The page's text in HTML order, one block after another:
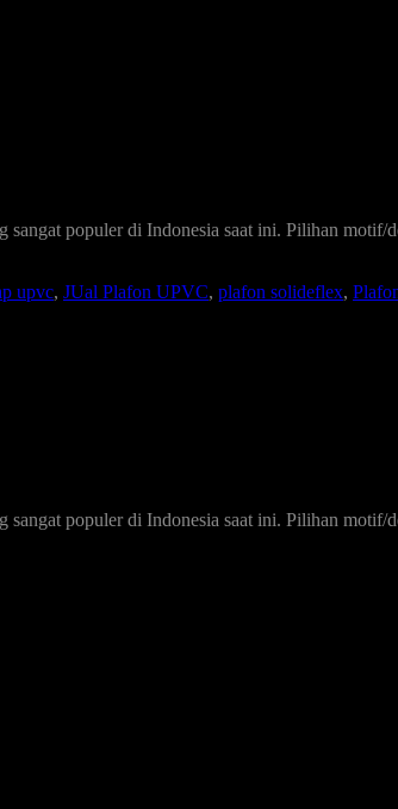
populer di Indonesia saat ini. Pilihan motif/
upvc, JUal Plafon UPVC, plafon solideflex,
populer di Indonesia saat ini. Pilihan motif/